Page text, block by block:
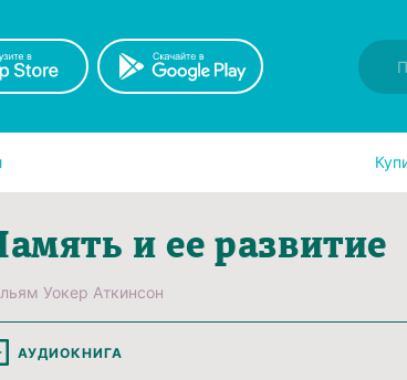
и ее развитие
Уокер Аткинсон
АУДИОКНИГА